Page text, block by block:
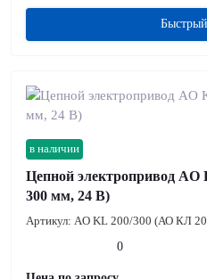
Быстрый
в наличии
Цепной электропривод AO
300 мм, 24 В)
Артикул: AO KL 200/300 (АО КЛ
0